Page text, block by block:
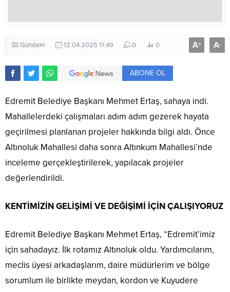
Gündem 12.04.2025 11:49 0 0 A+ A-
ABONE OL
Edremit Belediye Başkanı Mehmet Ertaş, sahaya indi.
Mahallelerdeki çalışmaları adım adım gezerek hayata
geçirilmesi planlanan projeler hakkında bilgi aldı. Önce
Altınoluk Mahallesi daha sonra Altınkum Mahallesi’nde
inceleme gerçekleştirilerek, yapılacak projeler
değerlendirildi.
KENTİMİZİN GELİŞİMİ VE DEĞİŞİMİ İÇİN ÇALIŞIYORUZ
Edremit Belediye Başkanı Mehmet Ertaş, “Edremit’imiz
için sahadayız. İlk rotamız Altınoluk oldu. Yardımcılarım,
meclis üyesi arkadaşlarım, daire müdürlerim ve bölge
sorumlum ile birlikte meydan, kordon ve Kuyudere